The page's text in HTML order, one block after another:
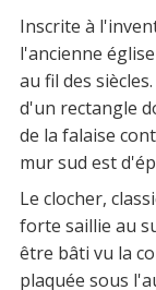
Inscrite à
l'ancienne
au fil des
d'un rectangle
de la falaise
mur sud est
Le clocher,
forte saillie au
être bâti vu la
plaquée sous